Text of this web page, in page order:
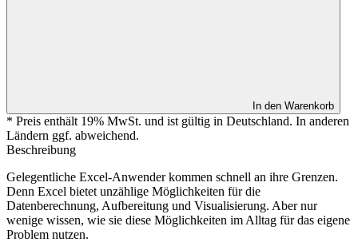
In den Warenkorb
* Preis enthält 19% MwSt. und ist gültig in Deutschland. In anderen
Ländern ggf. abweichend.
Beschreibung
Gelegentliche Excel-Anwender kommen schnell an ihre Grenzen.
Denn Excel bietet unzählige Möglichkeiten für die
Datenberechnung, Aufbereitung und Visualisierung. Aber nur
wenige wissen, wie sie diese Möglichkeiten im Alltag für das eigene
Problem nutzen.